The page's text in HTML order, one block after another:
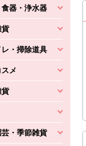
器・浄水器
貨
・掃除道具
メ
貨
・季節雑貨